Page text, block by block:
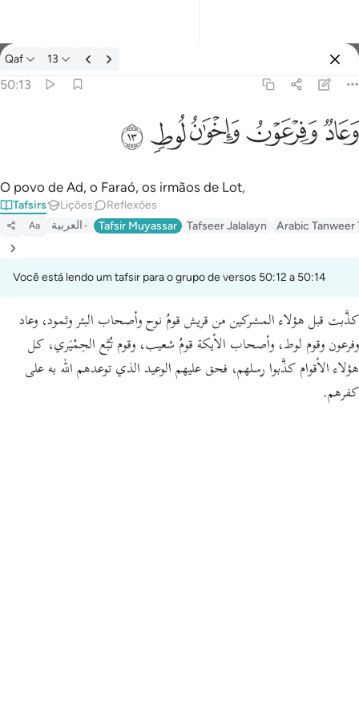
Tafsir: Qaf 50:13
Qaf 13
50:13
وَعَادٌۭ وَفِرْعَوْنُ وَإِخْوَٰنُ لُوطٍۢ ١٣
ﲳﲴﲵﲶﲷ
O povo de Ad, o Faraó, os irmãos de Lot,
Tafsirs Lições Reflexões
Aa العربية Tafsir Muyassar Tafseer Jalalayn Arabic Tanweer
Você está lendo um tafsir para o grupo de versos 50:12 a 50:14
كذَّبت قبل هؤلاء المشركين من قريش قومُ نوح وأصحاب البئر وثمود، وعاد
وفرعون وقوم لوط، وأصحاب الأيكة قومُ شعيب، وقوم تُبَّع الحِمْيَري، كل
هؤلاء الأقوام كذَّبوا رسلهم، فحق عليهم الوعيد الذي توعدهم الله به على
كفرهم.